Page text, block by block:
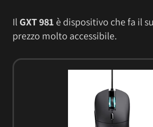
Il GXT 981 è dispositivo che fa il
prezzo molto accessibile.